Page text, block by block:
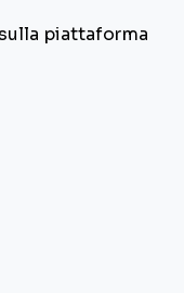
piattaforma